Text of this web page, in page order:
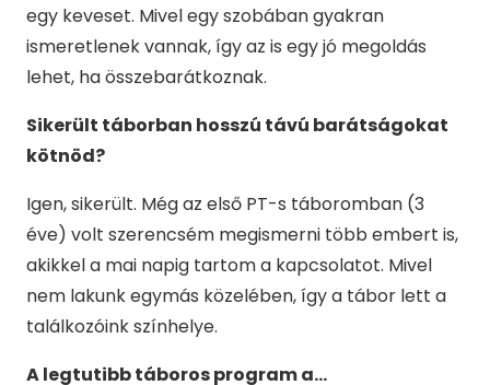
egy keveset. Mivel egy szobában gyakran
ismeretlenek vannak, így az is egy jó megoldás
lehet, ha összebarátkoznak.
Sikerült táborban hosszú távú barátságokat
kötnöd?
Igen, sikerült. Még az első PT-s táboromban (3
éve) volt szerencsém megismerni több embert is,
akikkel a mai napig tartom a kapcsolatot. Mivel
nem lakunk egymás közelében, így a tábor lett a
találkozóink színhelye.
A legtutibb táboros program a…